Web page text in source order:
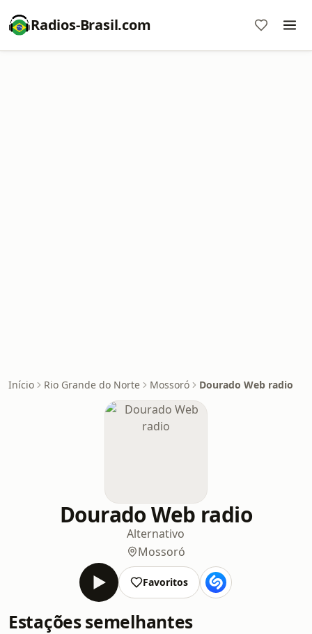
Radios-Brasil.com
Início Rio Grande do Norte Mossoró Dourado Web radio
Dourado Web radio
Alternativo
Mossoró
Favoritos
Estações semelhantes